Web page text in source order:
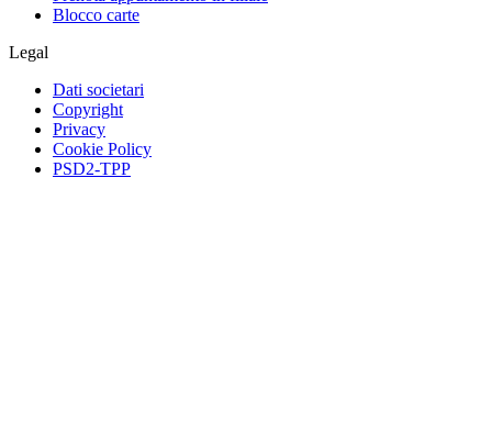
Blocco carte
Legal
Dati societari
Copyright
Privacy
Cookie Policy
PSD2-TPP